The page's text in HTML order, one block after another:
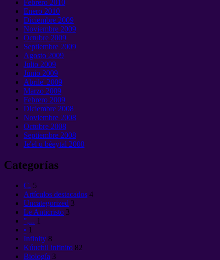
Febrero 2010
Enero 2010
Diciembre 2009
Noviembre 2009
Octubre 2009
Septiembre 2009
Agosto 2009
Julio 2009
Junio 2009
Abrile' 2009
Marzo 2009
Febrero 2009
Diciembre 2008
Noviembre 2008
Octubre 2008
Septiembre 2008
Je'el u béeytal 2008
Categorías
C. 5
Artículos destacados 4
Uncategorized 3
Le Anticristo 3
",... 1
• 1
Infinity 8
Kúuchil infinito 82
Biología 3